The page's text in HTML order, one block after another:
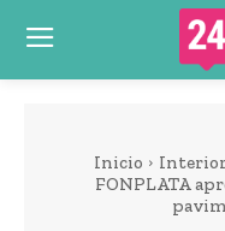
Inicio
FONPLATA